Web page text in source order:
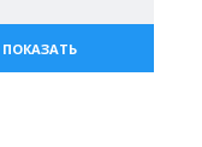
ПОКАЗАТЬ